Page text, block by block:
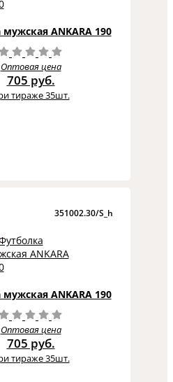
ANKARA 190
Оптовая цена
705 руб.
тираже 35шт.
351002.30/S_h
ANKARA 190
Оптовая цена
705 руб.
тираже 35шт.